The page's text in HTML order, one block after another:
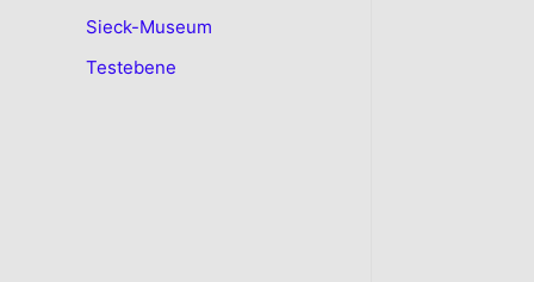
Sieck-Museum
Testebene